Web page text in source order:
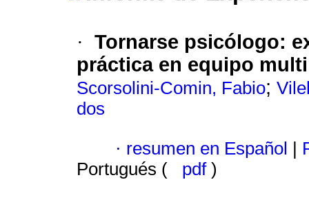
· Tornarse psicólogo:
práctica en equipo
Scorsolini-Comin, Fabio;
dos
· resumen en Español
Portugués (
pdf )